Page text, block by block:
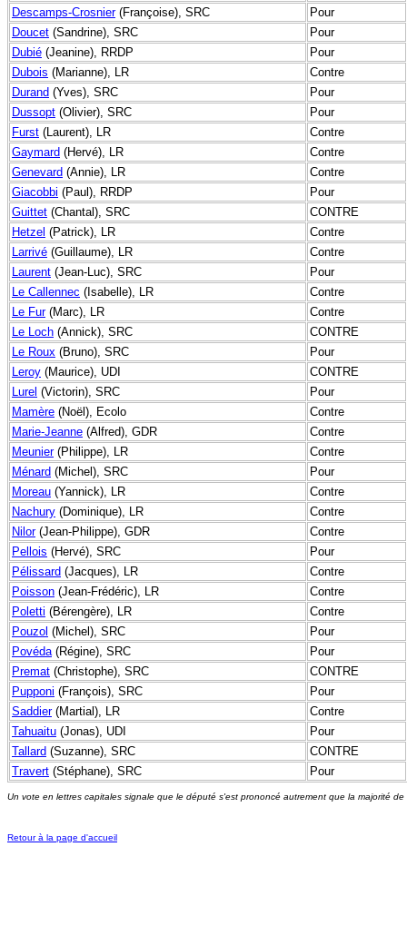
Descamps-Crosnier(Françoise), SRC
Pour
Doucet (Sandrine), SRC
Pour
Dubié (Jeanine), RRDP
Pour
Dubois (Marianne), LR
Contre
Durand (Yves), SRC
Pour
Dussopt (Olivier), SRC
Pour
Furst (Laurent), LR
Contre
Gaymard (Hervé), LR
Contre
Genevard (Annie), LR
Contre
Giacobbi (Paul), RRDP
Pour
Guittet (Chantal), SRC
CONTRE
Hetzel (Patrick), LR
Contre
Larrivé (Guillaume), LR
Contre
Laurent (Jean-Luc), SRC
Pour
Le Callennec (Isabelle), LR
Contre
Le Fur(Marc), LR
Contre
Le Loch (Annick), SRC
CONTRE
Le Roux (Bruno), SRC
Pour
Leroy (Maurice), UDI
CONTRE
Lurel (Victorin), SRC
Pour
Mamère (Noël), Ecolo
Contre
Marie-Jeanne (Alfred), GDR
Contre
Meunier(Philippe), LR
Contre
Ménard (Michel), SRC
Pour
Moreau (Yannick), LR
Contre
Nachury (Dominique), LR
Contre
Nilor(Jean-Philippe), GDR
Contre
Pellois (Hervé), SRC
Pour
Pélissard (Jacques), LR
Contre
Poisson (Jean-Frédéric), LR
Contre
Poletti (Bérengère), LR
Contre
Pouzol (Michel), SRC
Pour
Povéda(Régine), SRC
Pour
Premat (Christophe), SRC
CONTRE
Pupponi (François), SRC
Pour
Saddier(Martial), LR
Contre
Tahuaitu (Jonas), UDI
Pour
Tallard (Suzanne), SRC
CONTRE
Travert (Stéphane), SRC Pour
Un vote en lettres capitales signale que le député s'est prononcé autrement que la majorité
Retour à la page d'accueil